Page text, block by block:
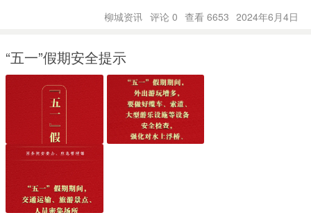
柳城资讯 评论 0 查看 6653 2024年6月4日
“五一”假期安全提示